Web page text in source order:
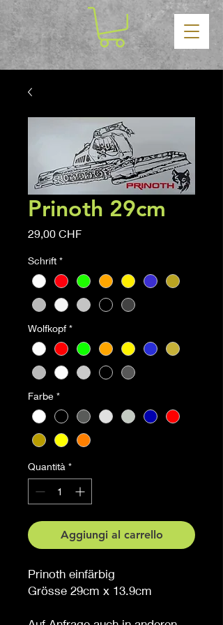
Prinoth 29cm
29,00 CHFPrezzo
Schrift *
Wolfkopf *
Farbe *
Quantità *
Aggiungi al carrello
Prinoth einfärbig
Grösse 29cm x 13.9cm